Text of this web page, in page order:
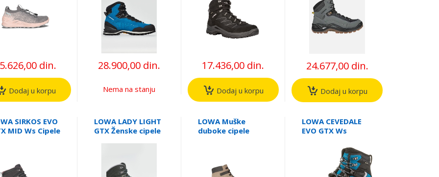
din.
Dodaj u korpu
28.900,00 din.
Nema na stanju
17.436,00 din.
Dodaj u korpu
24.677,00 din.
Dodaj u korpu
SIRKOS EVO
MID Ws Cipele
LOWA LADY LIGHT
GTX Ženske cipele
LOWA Muške
duboke cipele
LOWA CEVEDALE
EVO GTX Ws